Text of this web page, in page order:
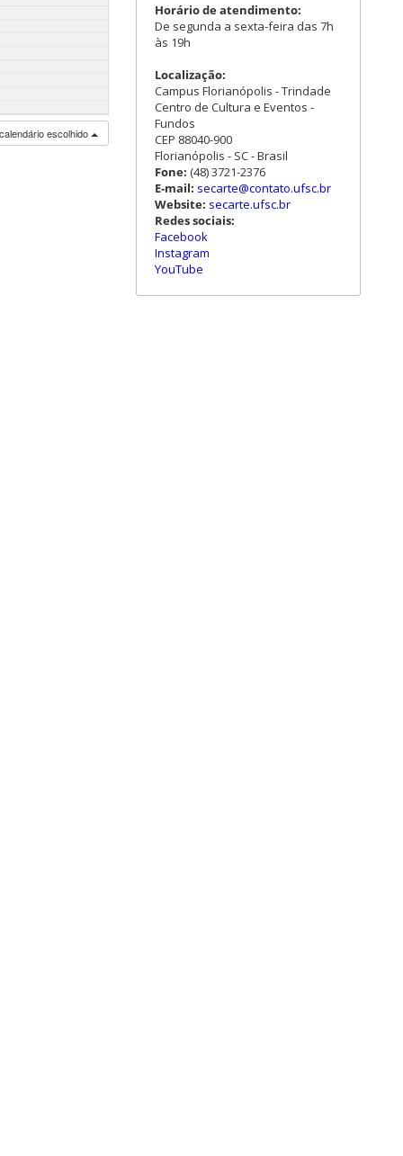
escolhido
Horário de atendimento:
De segunda a sexta-feira das 7h
às 19h
Localização:
Campus Florianópolis - Trindade
Centro de Cultura e Eventos -
Fundos
CEP 88040-900
Florianópolis - SC - Brasil
Fone: (48) 3721-2376
E-mail: secarte@contato.ufsc.br
Website: secarte.ufsc.br
Redes sociais:
Facebook
Instagram
YouTube